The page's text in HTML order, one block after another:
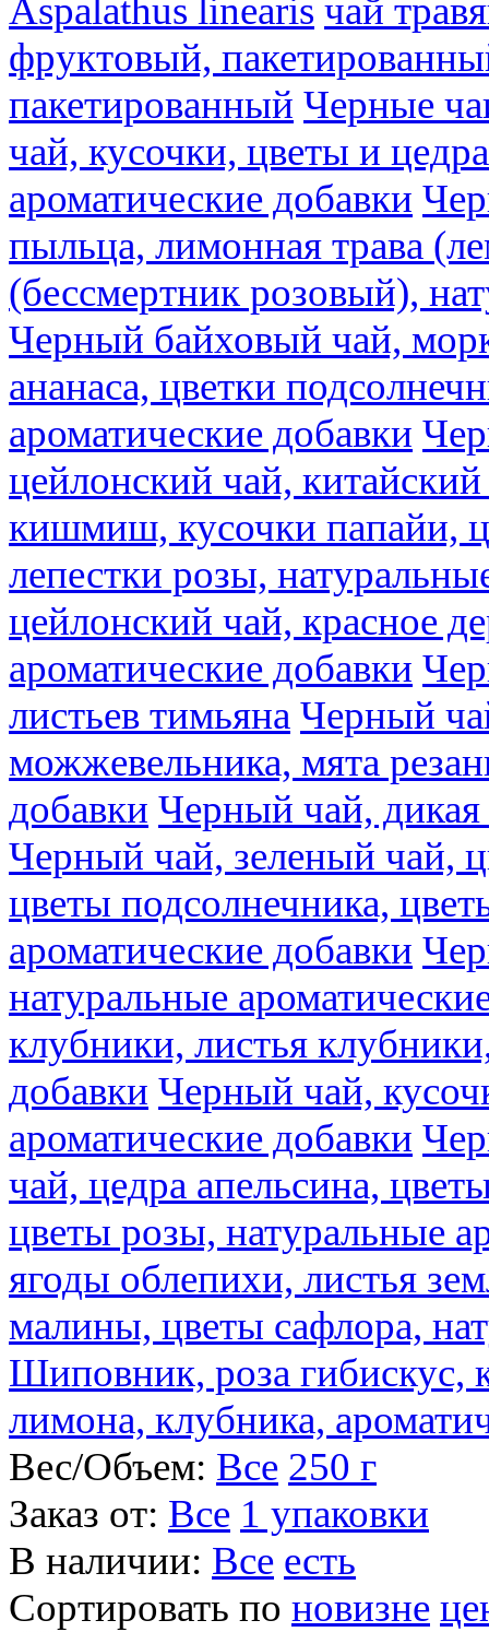
Aspalathus linearis чай
фруктовый,
пакетированный Черные
чай, кусочки, цветы и
ароматические добавки
пыльца, лимонная трава
(бессмертник розовый),
Черный байховый чай,
ананаса, цветки
ароматические добавки
цейлонский чай,
кишмиш, кусочки папайи,
лепестки розы,
цейлонский чай, красное
ароматические добавки
листьев тимьяна Черный
можжевельника, мята
добавки Черный чай,
Черный чай, зеленый чай,
цветы подсолнечника,
ароматические добавки
натуральные
клубники, листья
добавки Черный чай,
ароматические добавки
чай, цедра апельсина,
цветы розы, натуральные
ягоды облепихи, листья
малины, цветы сафлора,
Шиповник, роза гибискус,
лимона, клубника,
Вес/Объем: Все 250 г
Заказ от: Все 1 упаковки
В наличии: Все есть
Сортировать по новизне